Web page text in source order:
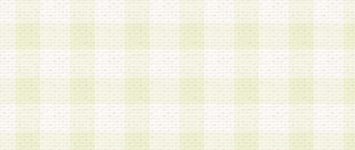
による承認後の場合であっても、会員登録の取り
の抹消を、当社が適切と判 断する方法・手段に
とができるものとします。
3.会員登録希望者が18歳未満、成年被後見人、被
人 である場合は、親権者などの法定代理人の同
録を行うものとします。なお、義務教育学齢に該
者については、登録時に 当社が別途定める方法